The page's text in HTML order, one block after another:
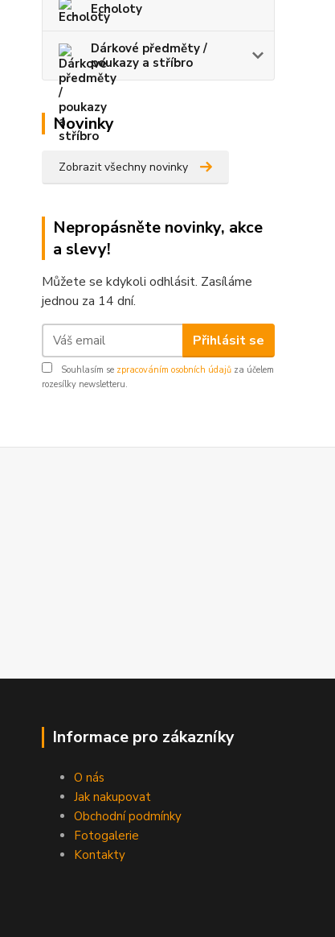
Echoloty
Dárkové předměty /
poukazy a stříbro
Novinky
Zobrazit všechny novinky
Nepropásněte novinky, akce
a slevy!
Můžete se kdykoli odhlásit. Zasíláme
jednou za 14 dní.
Přihlásit se
Souhlasím se zpracováním osobních údajů za účelem
rozesílky newsletteru.
Informace pro zákazníky
O nás
Jak nakupovat
Obchodní podmínky
Fotogalerie
Kontakty